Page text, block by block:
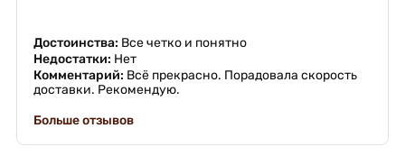
Достоинства: Все четко и понятно
Недостатки: Нет
Комментарий: Всё прекрасно. Порадовала скорость
доставки. Рекомендую.
Больше отзывов